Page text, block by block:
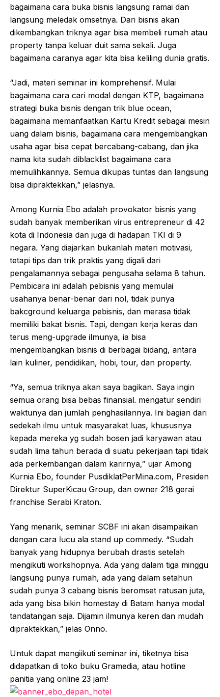
bagaimana cara buka bisnis langsung ramai dan
langsung meledak omsetnya. Dari bisnis akan
dikembangkan triknya agar bisa membeli rumah atau
property tanpa keluar duit sama sekali. Juga
bagaimana caranya agar kita bisa keliling dunia gratis.
“Jadi, materi seminar ini komprehensif. Mulai
bagaimana cara cari modal dengan KTP, bagaimana
strategi buka bisnis dengan trik blue ocean,
bagaimana memanfaatkan Kartu Kredit sebagai mesin
uang dalam bisnis, bagaimana cara mengembangkan
usaha agar bisa cepat bercabang-cabang, dan jika
nama kita sudah diblacklist bagaimana cara
memulihkannya. Semua dikupas tuntas dan langsung
bisa dipraktekkan,” jelasnya.
Among Kurnia Ebo adalah provokator bisnis yang
sudah banyak memberikan virus entrepreneur di 42
kota di Indonesia dan juga di hadapan TKI di 9
negara. Yang diajarkan bukanlah materi motivasi,
tetapi tips dan trik praktis yang digali dari
pengalamannya sebagai pengusaha selama 8 tahun.
Pembicara ini adalah pebisnis yang memulai
usahanya benar-benar dari nol, tidak punya
bakcground keluarga pebisnis, dan merasa tidak
memiliki bakat bisnis. Tapi, dengan kerja keras dan
terus meng-upgrade ilmunya, ia bisa
mengembangkan bisnis di berbagai bidang, antara
lain kuliner, pendidikan, hobi, tour, dan property.
“Ya, semua triknya akan saya bagikan. Saya ingin
semua orang bisa bebas finansial. mengatur sendiri
waktunya dan jumlah penghasilannya. Ini bagian dari
sedekah ilmu untuk masyarakat luas, khususnya
kepada mereka yg sudah bosen jadi karyawan atau
sudah lima tahun berada di suatu pekerjaan tapi tidak
ada perkembangan dalam karirnya,” ujar Among
Kurnia Ebo, founder PusdiklatPerMina.com, Presiden
Direktur SuperKicau Group, dan owner 218 gerai
franchise Serabi Kraton.
Yang menarik, seminar SCBF ini akan disampaikan
dengan cara lucu ala stand up commedy. “Sudah
banyak yang hidupnya berubah drastis setelah
mengikuti workshopnya. Ada yang dalam tiga minggu
langsung punya rumah, ada yang dalam setahun
sudah punya 3 cabang bisnis beromset ratusan juta,
ada yang bisa bikin homestay di Batam hanya modal
tandatangan saja. Dijamin ilmunya keren dan mudah
dipraktekkan,” jelas Onno.
Untuk dapat mengiikuti seminar ini, tiketnya bisa
didapatkan di toko buku Gramedia, atau hotline
panitia yang online 23 jam!